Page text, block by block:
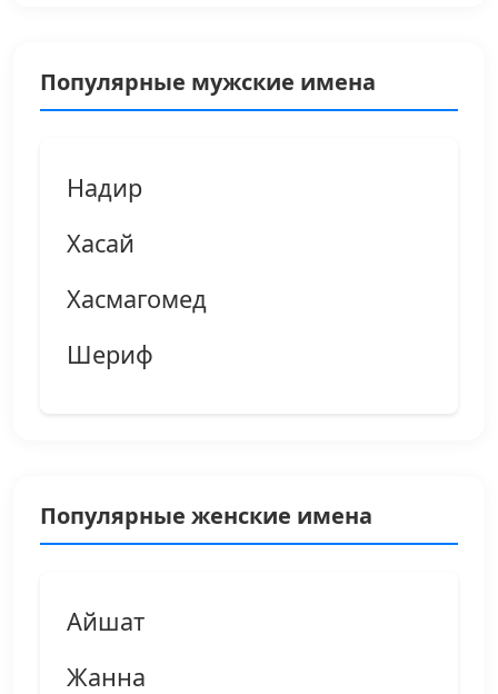
Популярные мужские имена
Надир
Хасай
Хасмагомед
Шериф
Популярные женские имена
Айшат
Жанна